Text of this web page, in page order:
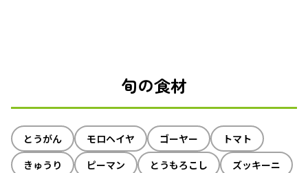
旬の食材
とうがん モロヘイヤ ゴーヤー
トマト
きゅうり
ピーマン とうもろこし ズッキーニ